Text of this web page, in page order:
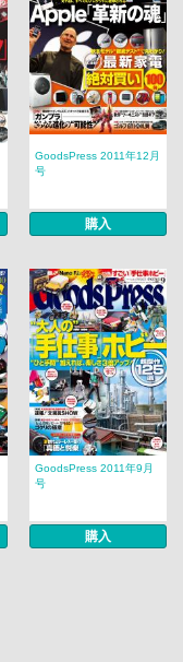
GoodsPress 2011年12月
号
購入
GoodsPress 2011年9月
号
購入